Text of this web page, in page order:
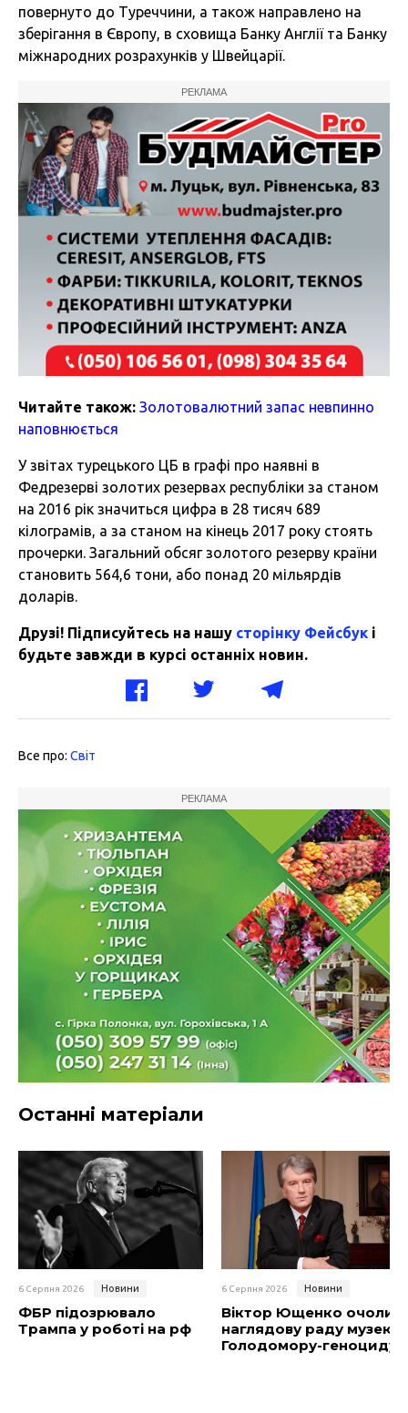
повернуто до Туреччини, а також направлено на
зберігання в Європу, в сховища Банку Англії та Банку
міжнародних розрахунків у Швейцарії.
РЕКЛАМА
Читайте також: Золотовалютний запас невпинно
наповнюється
У звітах турецького ЦБ в графі про наявні в
Федрезерві золотих резервах республіки за станом
на 2016 рік значиться цифра в 28 тисяч 689
кілограмів, а за станом на кінець 2017 року стоять
прочерки. Загальний обсяг золотого резерву країни
становить 564,6 тони, або понад 20 мільярдів
доларів.
Друзі! Підписуйтесь на нашу сторінку Фейсбук і
будьте завжди в курсі останніх новин.
Все про: Світ
РЕКЛАМА
Останні матеріали
6 Серпня 2026 Новини
ФБР підозрювало
Трампа у роботі на рф
6 Серпня 2026 Новини
Віктор Ющенко очолив
наглядову раду музею
Голодомору-геноциду